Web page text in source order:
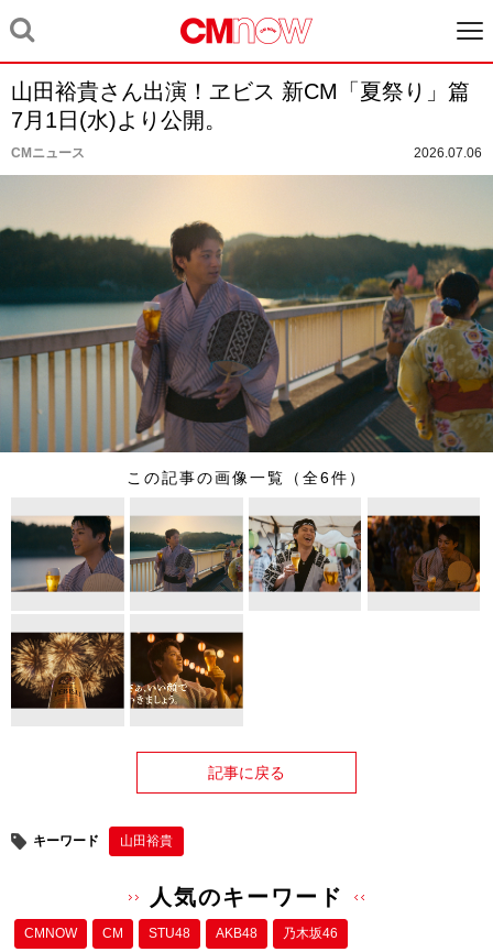
山田裕貴さん出演！ヱビス 新CM「夏祭り」篇
7月1日(水)より公開。
CMニュース 2026.07.06
この記事の画像一覧（全6件）
記事に戻る
キーワード 山田裕貴
人気のキーワード
CMNOW CM STU48 AKB48 乃木坂46